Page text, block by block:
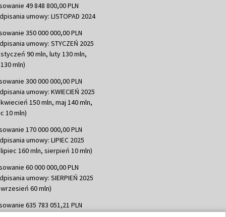
49 848 800,00 PLN
umowy: LISTOPAD 2024
350 000 000,00 PLN
umowy: STYCZEŃ 2025
90 mln, luty 130 mln,
mln)
300 000 000,00 PLN
umowy: KWIECIEŃ 2025
150 mln, maj 140 mln,
10 mln)
170 000 000,00 PLN
umowy: LIPIEC 2025
160 mln, sierpień 10 mln)
60 000 000,00 PLN
umowy: SIERPIEŃ 2025
60 mln)
635 783 051,21 PLN